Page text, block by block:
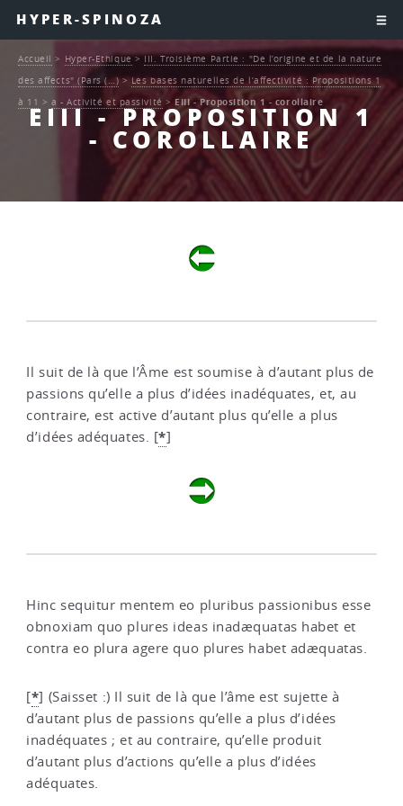
HYPER-SPINOZA
EIII - PROPOSITION 1
- COROLLAIRE
Accueil > Hyper-Ethique>III. Troisième Partie : "De l’origine et de la nature
des affects" (Pars (…)>Les bases naturelles de l’affectivité : Propositions 1
à 11 > a - Activité et passivité >EIII - Proposition 1 - corollaire
Il suit de là que l’Âme est soumise à d’autant plus de
passions qu’elle a plus d’idées inadéquates, et, au
contraire, est active d’autant plus qu’elle a plus
d’idées adéquates. [*]
Hinc sequitur mentem eo pluribus passionibus esse
obnoxiam quo plures ideas inadæquatas habet et
contra eo plura agere quo plures habet adæquatas.
[*] (Saisset :) Il suit de là que l’âme est sujette à
d’autant plus de passions qu’elle a plus d’idées
inadéquates ; et au contraire, qu’elle produit
d’autant plus d’actions qu’elle a plus d’idées
adéquates.